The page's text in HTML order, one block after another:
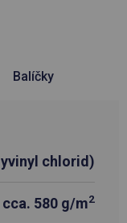
Balíčky
chlorid)
cca. 580 g/m2